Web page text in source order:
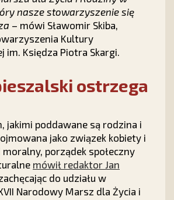
nasze stowarzyszenie się
– mówi Sławomir Skiba,
Kultury
im. Księdza Piotra Skargi.
ostrzega
jakimi poddawane są rodzina i
jako związek kobiety i
moralny, porządek społeczny
mówił redaktor Jan
do udziału w
Narodowy Marsz dla Życia i